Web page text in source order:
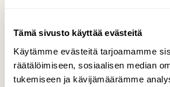
Tämä sivusto käyttää evästeitä
Käytämme evästeitä tarjoamamme
räätälöimiseen, sosiaalisen median
tukemiseen ja kävijämäärämme
Toukka